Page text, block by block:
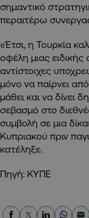
σημαντικό
περαιτέρω
«Έτσι, η Τουρκία
οφέλη μιας
αντίστοιχες
μόνο να παίρνει
μάθει και να δίνει
σεβασμό στο
συμβολή σε μια
Κυπριακού πριν
κατέληξε.
Πηγή: ΚΥΠΕ